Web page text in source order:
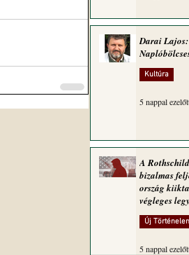
Darai Lajos:
Kultúra
5 nappal
A
bizalmas
ország
végleges
Új
5 nappal